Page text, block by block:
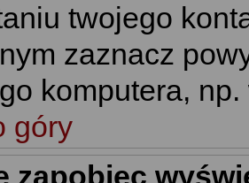
twojego
zaznacz
komputera,
góry
zapobiec